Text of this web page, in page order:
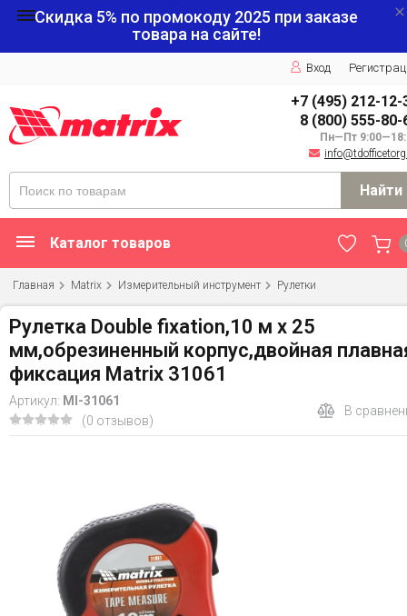
Скидка 5% по промокоду 2025 при заказе
товара на сайте!
Вход
+7 (495) 212-12-
8 (800) 555-80-
Пн—Пт
Найти
Каталог товаров
Главная Matrix Измерительный инструмент Рулетки
Рулетка Double fixation,10 м х 25
мм,обрезиненный корпус,двойная
фиксация Matrix 31061
Артикул: MI-31061
(0 отзывов)
В